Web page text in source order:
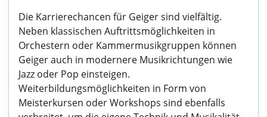
Die Karrierechancen für Geiger sind vielfältig.
Neben klassischen Auftrittsmöglichkeiten in
Orchestern oder Kammermusikgruppen können
Geiger auch in modernere Musikrichtungen wie
Jazz oder Pop einsteigen.
Weiterbildungsmöglichkeiten in Form von
Meisterkursen oder Workshops sind ebenfalls